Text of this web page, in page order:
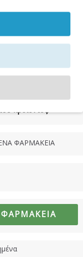
BUTYL
LIMONENE,
FD&C YELLOW 6
κατά την κρίση
συστατικών,
προϊόντος.
ΦΑΡΜΑΚΕΙΑ